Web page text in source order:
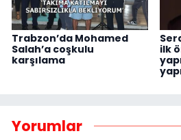
Trabzon’da Mohamed
Salah’a coşkulu
karşılama
ilk
Yorumlar